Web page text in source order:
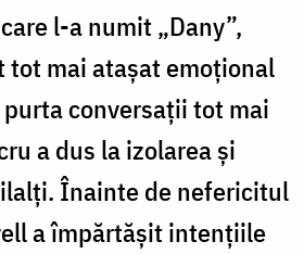
l-a numit „Dany”,
tot mai atașat emoțional
conversații tot mai
a dus la izolarea și
Înainte de nefericitul
a împărtășit intențiile